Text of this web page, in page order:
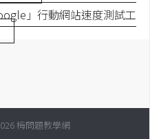
」行動網站速度測試工
梅問題教學網